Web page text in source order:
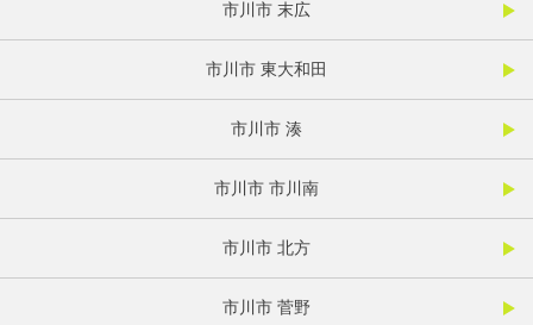
市川市 末広
市川市 東大和田
市川市 湊
市川市 市川南
市川市 北方
市川市 菅野